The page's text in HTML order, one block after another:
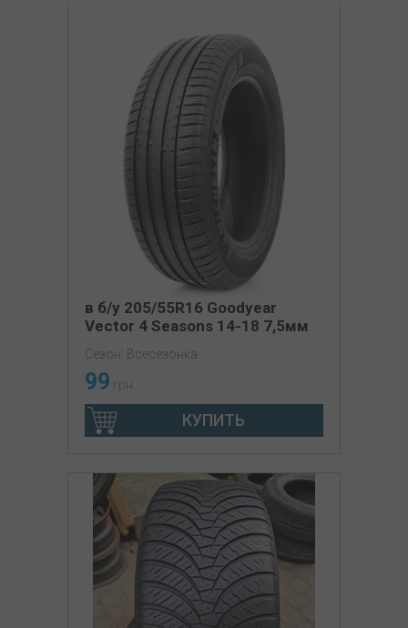
в б/у 205/55R16 Goodyear
Vector 4 Seasons 14-18 7,5мм
Сезон: Всесезонка
99 грн
КУПИТЬ